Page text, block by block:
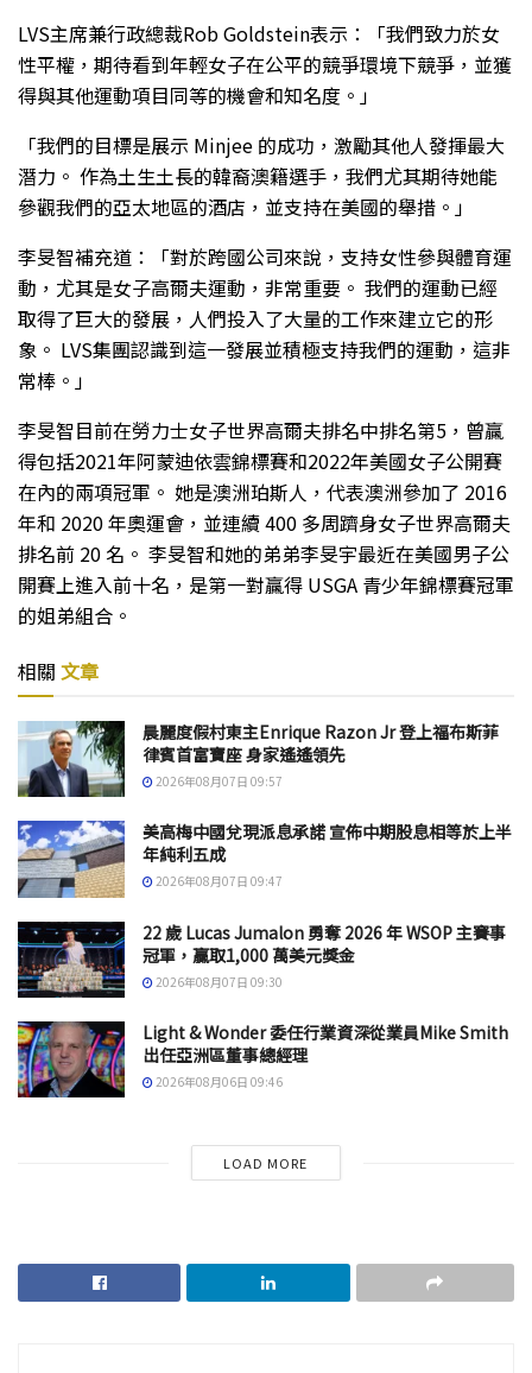
LVS主席兼行政總裁Rob Goldstein表示：「我們致力於女
性平權，期待看到年輕女子在公平的競爭環境下競爭，並獲
得與其他運動項目同等的機會和知名度。」
「我們的目標是展示 Minjee 的成功，激勵其他人發揮最大
潛力。 作為土生土長的韓裔澳籍選手，我們尤其期待她能
參觀我們的亞太地區的酒店，並支持在美國的舉措。」
李旻智補充道：「對於跨國公司來說，支持女性參與體育運
動，尤其是女子高爾夫運動，非常重要。 我們的運動已經
取得了巨大的發展，人們投入了大量的工作來建立它的形
象。 LVS集團認識到這一發展並積極支持我們的運動，這非
常棒。」
李旻智目前在勞力士女子世界高爾夫排名中排名第5，曾贏
得包括2021年阿蒙迪依雲錦標賽和2022年美國女子公開賽
在內的兩項冠軍。 她是澳洲珀斯人，代表澳洲參加了 2016
年和 2020 年奧運會，並連續 400 多周躋身女子世界高爾夫
排名前 20 名。 李旻智和她的弟弟李旻宇最近在美國男子公
開賽上進入前十名，是第一對贏得 USGA 青少年錦標賽冠軍
的姐弟組合。
相關 文章
晨麗度假村東主Enrique Razon Jr 登上福布斯菲
律賓首富寶座 身家遙遙領先
2026年08月07日 09:57
美高梅中國兌現派息承諾 宣佈中期股息相等於上半
年純利五成
2026年08月07日 09:47
22 歲 Lucas Jumalon 勇奪 2026 年 WSOP 主賽事
冠軍，贏取1,000 萬美元獎金
2026年08月07日 09:30
Light & Wonder 委任行業資深從業員Mike Smith
出任亞洲區董事總經理
2026年08月06日 09:46
LOAD MORE